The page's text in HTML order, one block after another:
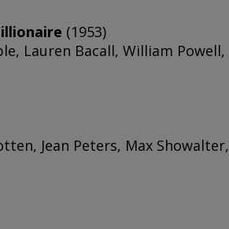
(1953)
Lauren Bacall, William Powell,
Jean Peters, Max Showalter,